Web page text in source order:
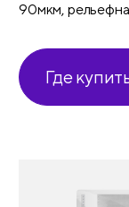
90мкм,
Где